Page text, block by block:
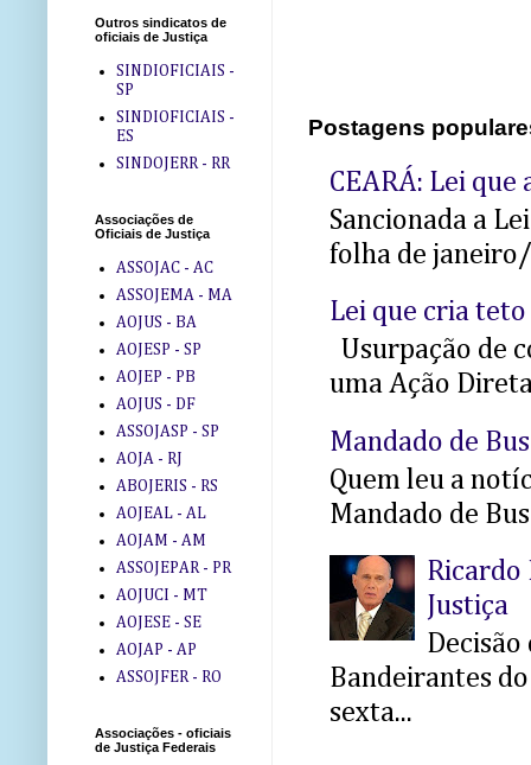
Postagens
CEARÁ: Lei
Sancionada a
folha de
Lei que cria
Usurpação de
uma Ação
Mandado de
Quem leu a
Mandado de
Ricardo
Justiça
Decisão
Bandeirantes
sexta...
Outros sindicatos de
oficiais de Justiça
SINDIOFICIAIS -
SP
SINDIOFICIAIS -
ES
SINDOJERR - RR
Associações de
Oficiais de Justiça
ASSOJAC - AC
ASSOJEMA - MA
AOJUS - BA
AOJESP - SP
AOJEP - PB
AOJUS - DF
ASSOJASP - SP
AOJA - RJ
ABOJERIS - RS
AOJEAL - AL
AOJAM - AM
ASSOJEPAR - PR
AOJUCI - MT
AOJESE - SE
AOJAP - AP
ASSOJFER - RO
Associações - oficiais
de Justiça Federais